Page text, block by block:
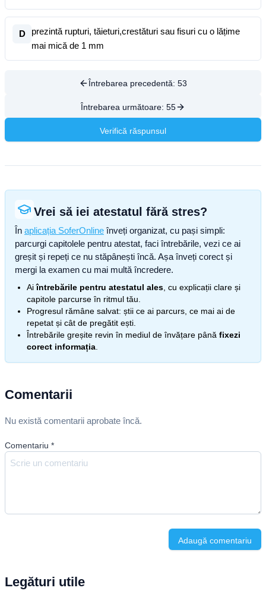
D
prezintă rupturi, tăieturi,crestături sau fisuri cu o lățime
mai mică de 1 mm
Întrebarea precedentă: 53
Întrebarea următoare: 55
Verifică răspunsul
Vrei să iei atestatul fără stres?
În aplicația SoferOnline înveți organizat, cu pași simpli:
parcurgi capitolele pentru atestat, faci întrebările, vezi ce ai
greșit și repeți ce nu stăpânești încă. Așa înveți corect și
mergi la examen cu mai multă încredere.
Aiîntrebările pentru atestatul ales , cu explicații clare și
capitole parcurse în ritmul tău.
Progresul rămâne salvat: știi ce ai parcurs, ce mai ai de
repetat și cât de pregătit ești.
Întrebările greșite revin în mediul de învățare până fixezi
corect informația
Comentarii
Nu există comentarii aprobate încă.
Comentariu *
Adaugă comentariu
Legături utile